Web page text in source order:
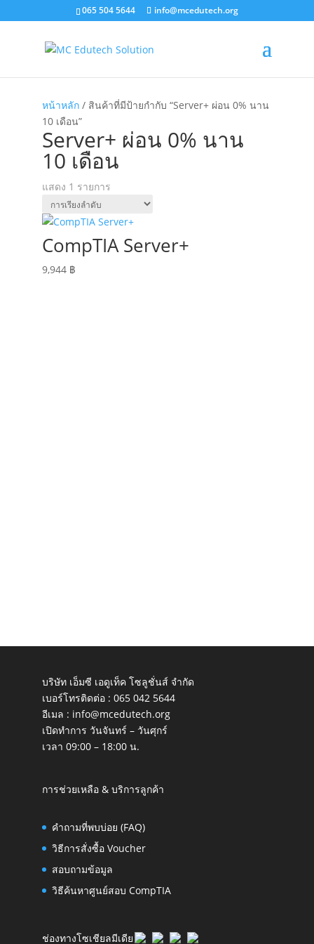
065 504 5644 info@mcedutech.org
หน้าหลัก/ สินค้าที่มีป้ายกำกับ “Server+ ผ่อน 0% นาน
10 เดือน”
Server+ ผ่อน 0% นาน
10 เดือน
แสดง 1 รายการ
CompTIA Server+
9,944 ฿
บริษัท เอ็มซี เอดูเท็ค โซลูชั่นส์ จำกัด
เบอร์โทรติดต่อ : 065 042 5644
อีเมล : info@mcedutech.org
เปิดทำการ วันจันทร์ – วันศุกร์
เวลา 09:00 – 18:00 น.
การช่วยเหลือ & บริการลูกค้า
คำถามที่พบบ่อย (FAQ)
วิธีการสั่งซื้อ Voucher
สอบถามข้อมูล
วิธีค้นหาศูนย์สอบ CompTIA
ช่องทางโซเชียลมีเดีย